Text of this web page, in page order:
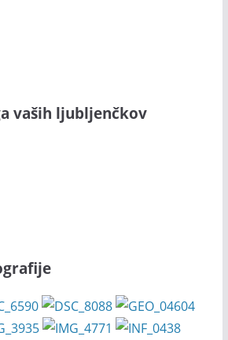
vaših ljubljenčkov